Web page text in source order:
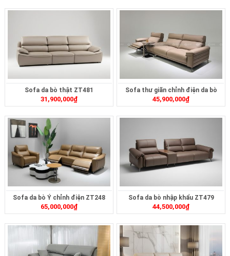
Sofa da bò thật ZT481
31,900,000₫
Sofa thư giãn chỉnh điện da bò
ZT268
45,900,000₫
Sofa da bò Ý chỉnh điện ZT248
65,000,000₫
Sofa da bò nhập khẩu ZT479
44,500,000₫